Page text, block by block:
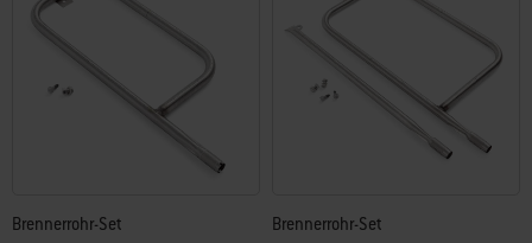
Brennerrohr-Set Brennerrohr-Set